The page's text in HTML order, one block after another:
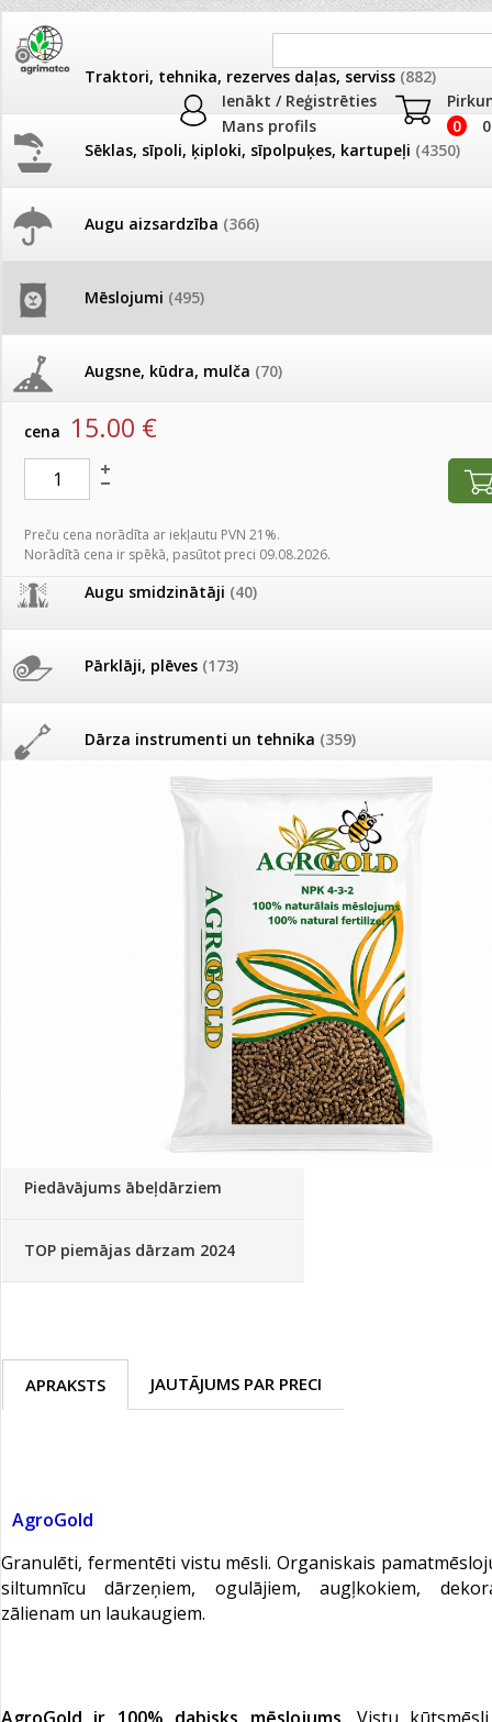
Ienākt / Reģistrēties
Mans profils
0
Traktori, tehnika, rezerves daļas, serviss (882)
Sēklas, sīpoli, ķiploki, sīpolpuķes, kartupeļi (4350)
Augu aizsardzība (366)
Mēslojumi (495)
Augsne, kūdra, mulča (70)
Podi un kasetes
Augu smidzinātāji (40)
Pārklāji, plēves (173)
Dārza instrumenti un tehnika (359)
Deratizācija, dezinsekcija (95)
Dezinfekcija, tīrīšana, mazgāšana(29)
Palīglīdzekļi augu audzēšanai(72)
JAUNUMI
Pašlasīšanas vietu katalogs
26.05. Vebinārs - Kā ierobežot
gliemežus piemājas dārzā un
Ūdens piemērotības noteikšana
smidzinājumu veikšanai
Pievienojies braucienam uz
Tomātu sēklu katalogs
Tagad Vitrol GB arī 20kg
Ievešanas atļaujas 2025
Visas datu drošības lapas (DDL)
Novatec - izcils mēslošanai arī
sezonas otrajā pusē!
Piedāvājums ābeļdārziem
TOP piemājas dārzam 2024
AKCIJAS
AKCIJAS komplekts -
AKCIJAS komplekts -
Mēslojumi piemājas dārzam
Produkti »Mēslojumi»Mēslojumi piemājas dārzam
Vistu mēsli Agrogold NPK 4-3-2 granulēti 25kg
artikuls: 3140 EAN:4750473011602
cena 15.00 €
Preču cena norādīta ar iekļautu PVN 21%.
Norādītā cena ir spēkā, pasūtot preci 09.08.2026.
APRAKSTS JAUTĀJUMS PAR PRECI
AgroGold
Granulēti, fermentēti vistu mēsli. Organiskais
siltumnīcu dārzeņiem, ogulājiem, augļkokiem,
zālienam un laukaugiem.